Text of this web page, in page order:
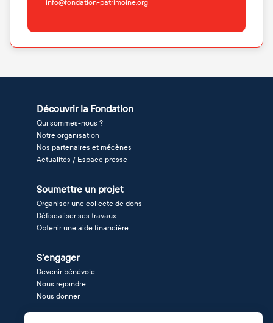
info@fondation-patrimoine.org
Découvrir la Fondation
Qui sommes-nous ?
Notre organisation
Nos partenaires et mécènes
Actualités / Espace presse
Soumettre un projet
Organiser une collecte de dons
Défiscaliser ses travaux
Obtenir une aide financière
S'engager
Devenir bénévole
Nous rejoindre
Nous donner